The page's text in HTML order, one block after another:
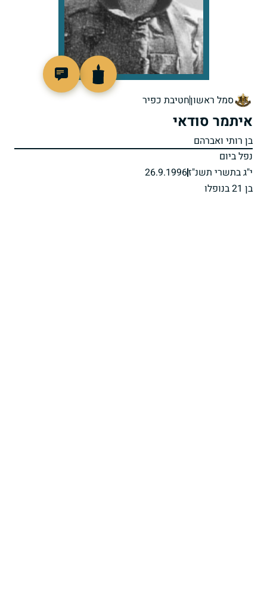
סמל ראשוןחטיבת כפיר
איתמר סודאי
בן רותי ואברהם
נפל ביום
י"ג בתשרי תשנ"ז26.9.1996
בן 21 בנופלו